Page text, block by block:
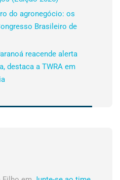
do agronegócio: os
Brasileiro de
reacende alerta
destaca a TWRA em